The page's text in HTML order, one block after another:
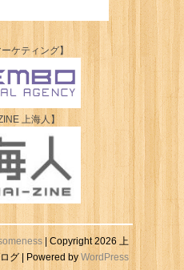
ケティング】
上海人】
| Copyright 2026 上
グ | Powered byWordPress